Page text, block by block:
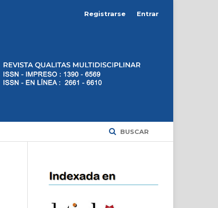
BUSCAR
Registrarse Entrar